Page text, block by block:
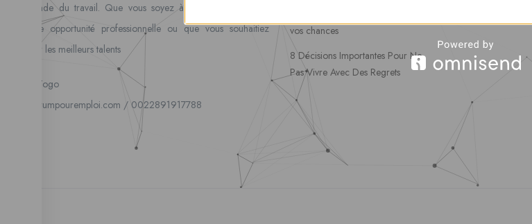
au monde du travail. Que vous soyez à la recherche d’une
nouvelle opportunité professionnelle ou que vous souhaitiez
recruter les meilleurs talents
Lome, Togo
fpe@forumpouremploi.com / 0022891917788
vos chances
8 Décisions Importantes Pour Ne
Pas Vivre Avec Des Regrets